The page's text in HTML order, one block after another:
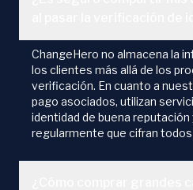
ChangeHero no almacena la
los clientes más allá de los
verificación. En cuanto a
pago asociados, utilizan
identidad de buena reputación
regularmente que cifran